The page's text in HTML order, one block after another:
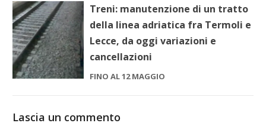
Treni: manutenzione di un tratto
della linea adriatica fra Termoli e
Lecce, da oggi variazioni e
cancellazioni
FINO AL 12 MAGGIO
Lascia un commento